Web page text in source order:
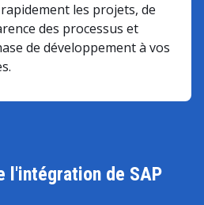
les projets, de
des processus et
de développement à vos
l'intégration de SAP